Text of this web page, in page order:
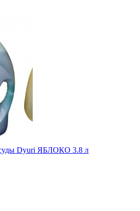
Dyuri ЯБЛОКО 3.8 л